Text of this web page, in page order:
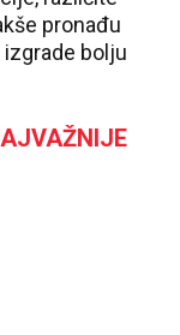
pronađu
bolju